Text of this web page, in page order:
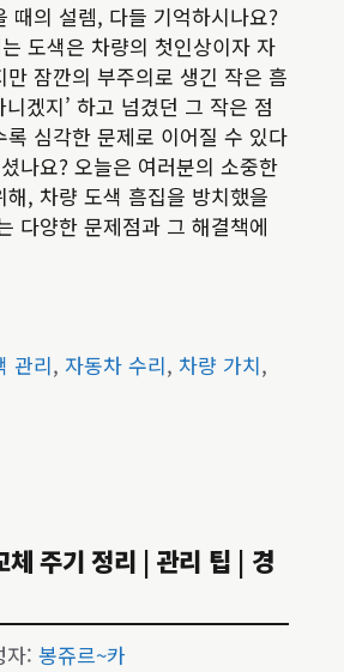
때의 설렘, 다들 기억하시나요?
도색은 차량의 첫인상이자 자
잠깐의 부주의로 생긴 작은 흠
겠지’ 하고 넘겼던 그 작은 점
록 심각한 문제로 이어질 수 있다
나요? 오늘은 여러분의 소중한
해, 차량 도색 흠집을 방치했을
다양한 문제점과 그 해결책에
관리, 자동차 수리, 차량 가치,
체 주기 정리 | 관리 팁 | 경
자: 봉쥬르~카